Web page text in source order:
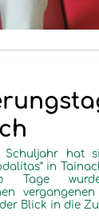
Schuljahr hat
in
Tage
Blick in die